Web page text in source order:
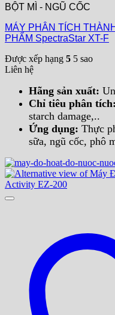
BỘT MÌ - NGŨ CỐC
MÁY PHÂN TÍCH
PHẨM SpectraStar XT-F
Được xếp hạng 5 5 sao
Liên hệ
Hãng sản xuất:
Chỉ tiêu phân tích:
starch damage,..
Ứng dụng: Thực
sữa, ngũ cốc, phô